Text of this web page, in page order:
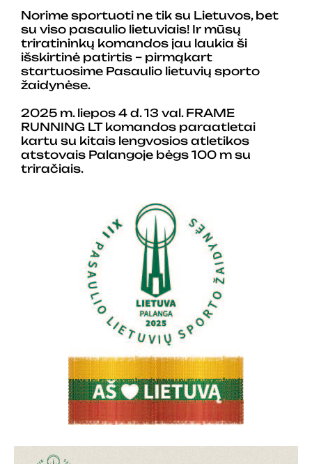
Norime sportuoti ne tik su Lietuvos, bet
su viso pasaulio lietuviais! Ir mūsų
triratininkų komandos jau laukia ši
išskirtinė patirtis – pirmąkart
startuosime Pasaulio lietuvių sporto
žaidynėse.
2025 m. liepos 4 d. 13 val. FRAME
RUNNING LT komandos paraatletai
kartu su kitais lengvosios atletikos
atstovais Palangoje bėgs 100 m su
triračiais.